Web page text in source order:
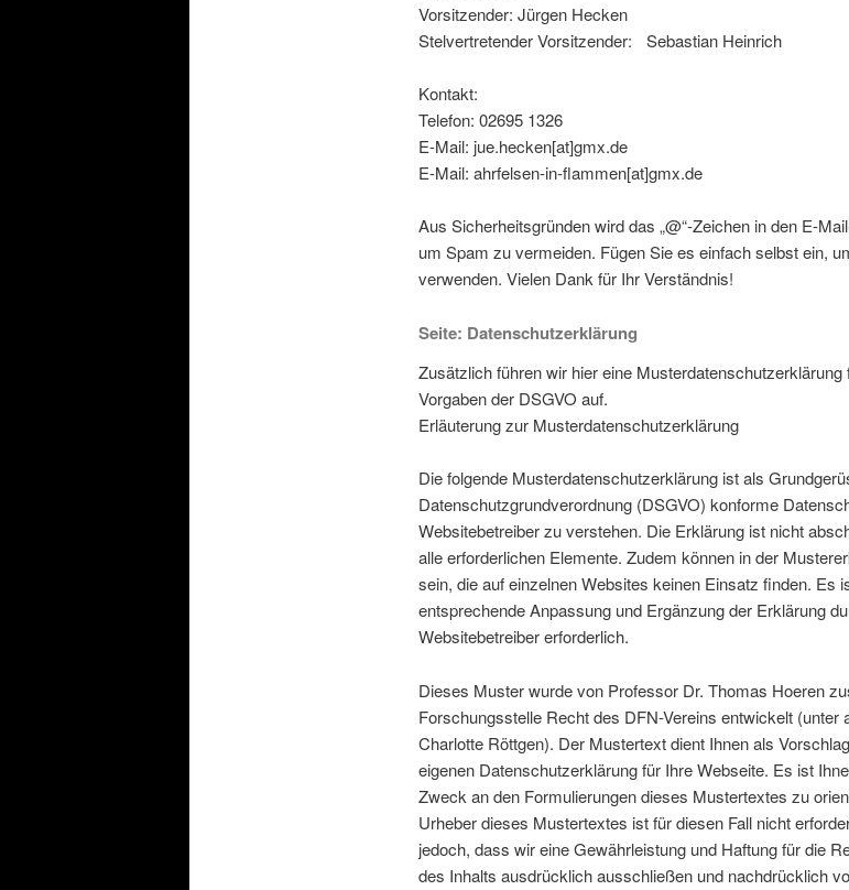
Vorsitzender: Jürgen Hecken
Stelvertretender Vorsitzender: Sebastian Heinrich
Kontakt:
Telefon: 02695 1326
E-Mail: jue.hecken[at]gmx.de
E-Mail: ahrfelsen-in-flammen[at]gmx.de
Aus Sicherheitsgründen wird das „@“-Zeichen in den E-
um Spam zu vermeiden. Fügen Sie es einfach selbst ein,
verwenden. Vielen Dank für Ihr Verständnis!
Seite: Datenschutzerklärung
Zusätzlich führen wir hier eine
Vorgaben der DSGVO auf.
Erläuterung zur Musterdatenschutzerklärung
Die folgende Musterdatenschutzerklärung ist als
Datenschutzgrundverordnung (DSGVO) konforme
Websitebetreiber zu verstehen. Die Erklärung ist nicht
alle erforderlichen Elemente. Zudem können in der
sein, die auf einzelnen Websites keinen Einsatz finden. Es
entsprechende Anpassung und Ergänzung der Erklärung
Websitebetreiber erforderlich.
Dieses Muster wurde von Professor Dr. Thomas Hoeren
Forschungsstelle Recht des DFN-Vereins entwickelt (unter
Charlotte Röttgen). Der Mustertext dient Ihnen als
eigenen Datenschutzerklärung für Ihre Webseite. Es ist
Zweck an den Formulierungen dieses Mustertextes zu
Urheber dieses Mustertextes ist für diesen Fall nicht
jedoch, dass wir eine Gewährleistung und Haftung für die
des Inhalts ausdrücklich ausschließen und nachdrücklich